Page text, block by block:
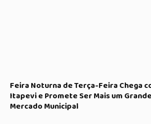
Feira Noturna de Terça-Feira Chega
Itapevi e Promete Ser Mais um
Mercado Municipal